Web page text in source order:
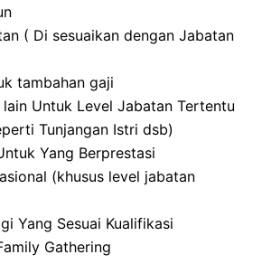
( Di sesuaikan dengan Jabatan
tambahan gaji
lain Untuk Level Jabatan Tertentu
Tunjangan Istri dsb)
Yang Berprestasi
(khusus level jabatan
Yang Sesuai Kualifikasi
Gathering